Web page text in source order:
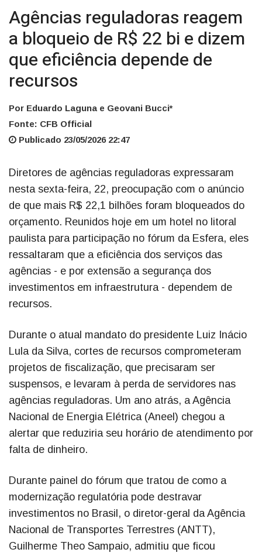
Agências reguladoras reagem
a bloqueio de R$ 22 bi e dizem
que eficiência depende de
recursos
Por Eduardo Laguna e Geovani Bucci*
Fonte: CFB Official
Publicado 23/05/2026 22:47
Diretores de agências reguladoras expressaram
nesta sexta-feira, 22, preocupação com o anúncio
de que mais R$ 22,1 bilhões foram bloqueados do
orçamento. Reunidos hoje em um hotel no litoral
paulista para participação no fórum da Esfera, eles
ressaltaram que a eficiência dos serviços das
agências - e por extensão a segurança dos
investimentos em infraestrutura - dependem de
recursos.
Durante o atual mandato do presidente Luiz Inácio
Lula da Silva, cortes de recursos comprometeram
projetos de fiscalização, que precisaram ser
suspensos, e levaram à perda de servidores nas
agências reguladoras. Um ano atrás, a Agência
Nacional de Energia Elétrica (Aneel) chegou a
alertar que reduziria seu horário de atendimento por
falta de dinheiro.
Durante painel do fórum que tratou de como a
modernização regulatória pode destravar
investimentos no Brasil, o diretor-geral da Agência
Nacional de Transportes Terrestres (ANTT),
Guilherme Theo Sampaio, admitiu que ficou